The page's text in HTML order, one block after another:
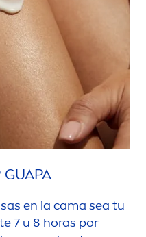
GUAPA
en la cama sea tu
7 u 8 horas por